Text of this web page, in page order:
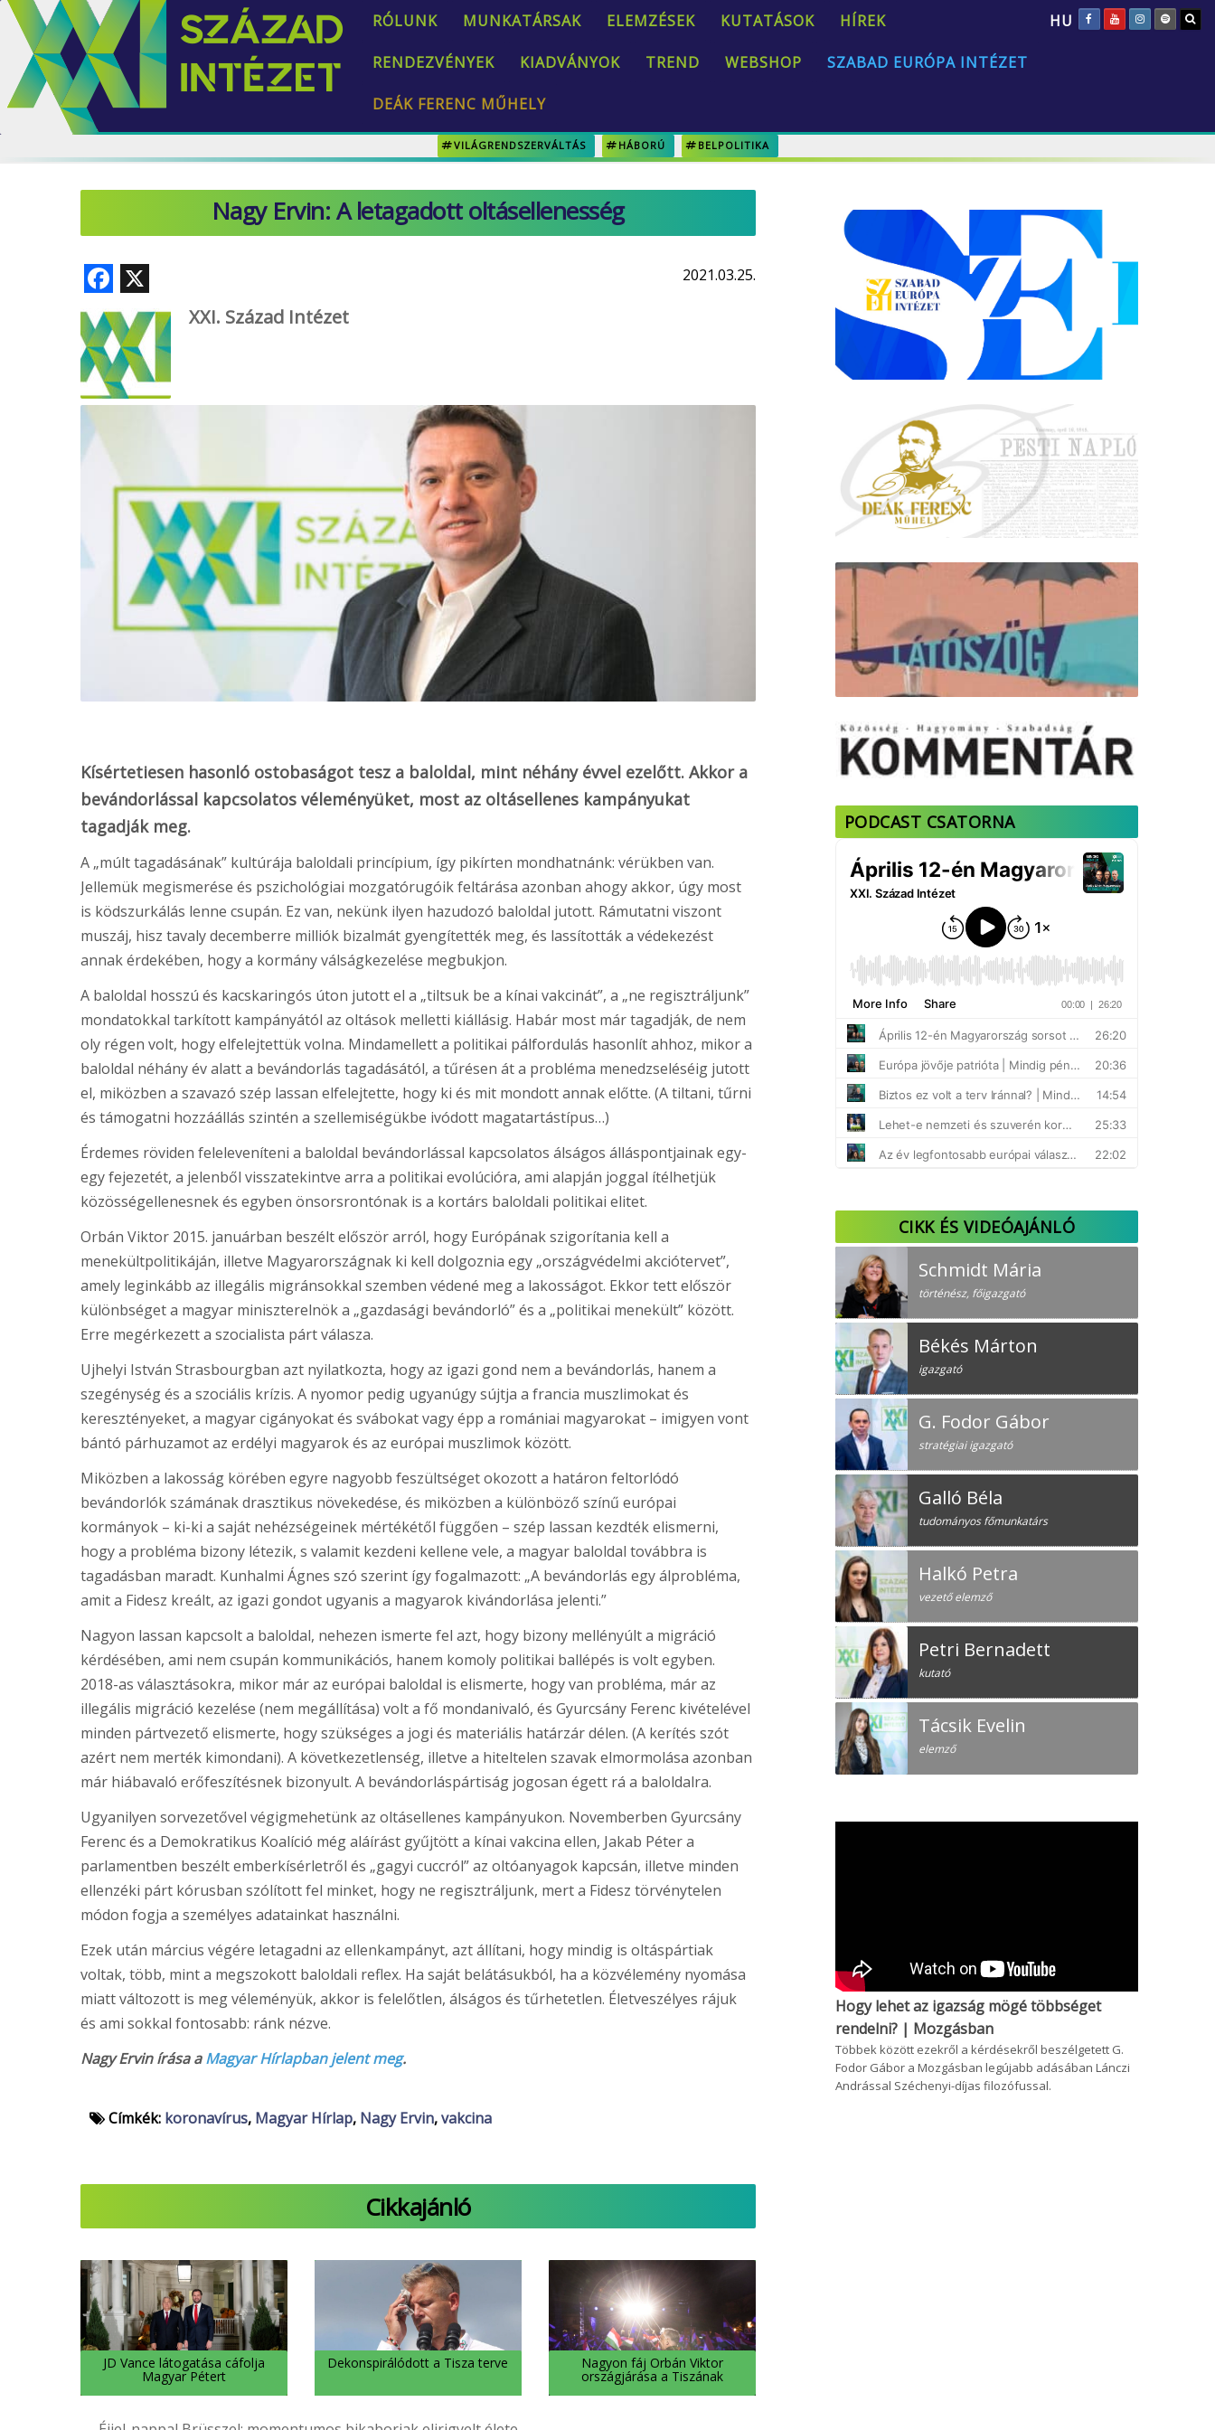
HU
RÓLUNK MUNKATÁRSAK ELEMZÉSEK KUTATÁSOK HÍREK
RENDEZVÉNYEK KIADVÁNYOK TREND WEBSHOP SZABAD EURÓPA INTÉZET
DEÁK FERENC MŰHELY
VILÁGRENDSZERVÁLTÁS HÁBORÚ BELPOLITIKA
Nagy Ervin: A letagadott oltásellenesség
F
ac
e
b
o
2021.03.25.
XXI. Század Intézet
Kísértetiesen hasonló ostobaságot tesz a baloldal, mint néhány évvel ezelőtt. Akkor a
bevándorlással kapcsolatos véleményüket, most az oltásellenes kampányukat
tagadják meg.
A „múlt tagadásának” kultúrája baloldali princípium, így pikírten mondhatnánk: vérükben van.
Jellemük megismerése és pszichológiai mozgatórugóik feltárása azonban ahogy akkor, úgy most
is ködszurkálás lenne csupán. Ez van, nekünk ilyen hazudozó baloldal jutott. Rámutatni viszont
muszáj, hisz tavaly decemberre milliók bizalmát gyengítették meg, és lassították a védekezést
annak érdekében, hogy a kormány válságkezelése megbukjon.
A baloldal hosszú és kacskaringós úton jutott el a „tiltsuk be a kínai vakcinát”, a „ne regisztráljunk”
mondatokkal tarkított kampányától az oltások melletti kiállásig. Habár most már tagadják, de nem
oly régen volt, hogy elfelejtettük volna. Mindamellett a politikai pálfordulás hasonlít ahhoz, mikor a
baloldal néhány év alatt a bevándorlás tagadásától, a tűrésen át a probléma menedzseléséig jutott
el, miközben a szavazó szép lassan elfelejtette, hogy ki és mit mondott annak előtte. (A tiltani, tűrni
és támogatni hozzáállás szintén a szellemiségükbe ivódott magatartástípus…)
Érdemes röviden feleleveníteni a baloldal bevándorlással kapcsolatos álságos álláspontjainak egy-
egy fejezetét, a jelenből visszatekintve arra a politikai evolúcióra, ami alapján joggal ítélhetjük
közösségellenesnek és egyben önsorsrontónak is a kortárs baloldali politikai elitet.
Orbán Viktor 2015. januárban beszélt először arról, hogy Európának szigorítania kell a
menekültpolitikáján, illetve Magyarországnak ki kell dolgoznia egy „országvédelmi akciótervet”,
amely leginkább az illegális migránsokkal szemben védené meg a lakosságot. Ekkor tett először
különbséget a magyar miniszterelnök a „gazdasági bevándorló” és a „politikai menekült” között.
Erre megérkezett a szocialista párt válasza.
Ujhelyi István Strasbourgban azt nyilatkozta, hogy az igazi gond nem a bevándorlás, hanem a
szegénység és a szociális krízis. A nyomor pedig ugyanúgy sújtja a francia muszlimokat és
keresztényeket, a magyar cigányokat és svábokat vagy épp a romániai magyarokat – imigyen vont
bántó párhuzamot az erdélyi magyarok és az európai muszlimok között.
Miközben a lakosság körében egyre nagyobb feszültséget okozott a határon feltorlódó
bevándorlók számának drasztikus növekedése, és miközben a különböző színű európai
kormányok – ki-ki a saját nehézségeinek mértékétől függően – szép lassan kezdték elismerni,
hogy a probléma bizony létezik, s valamit kezdeni kellene vele, a magyar baloldal továbbra is
tagadásban maradt. Kunhalmi Ágnes szó szerint így fogalmazott: „A bevándorlás egy álprobléma,
amit a Fidesz kreált, az igazi gondot ugyanis a magyarok kivándorlása jelenti.”
Nagyon lassan kapcsolt a baloldal, nehezen ismerte fel azt, hogy bizony mellényúlt a migráció
kérdésében, ami nem csupán kommunikációs, hanem komoly politikai ballépés is volt egyben.
2018-as választásokra, mikor már az európai baloldal is elismerte, hogy van probléma, már az
illegális migráció kezelése (nem megállítása) volt a fő mondanivaló, és Gyurcsány Ferenc kivételével
minden pártvezető elismerte, hogy szükséges a jogi és materiális határzár délen. (A kerítés szót
azért nem merték kimondani). A következetlenség, illetve a hiteltelen szavak elmormolása azonban
már hiábavaló erőfeszítésnek bizonyult. A bevándorláspártiság jogosan égett rá a baloldalra.
Ugyanilyen sorvezetővel végigmehetünk az oltásellenes kampányukon. Novemberben Gyurcsány
Ferenc és a Demokratikus Koalíció még aláírást gyűjtött a kínai vakcina ellen, Jakab Péter a
parlamentben beszélt emberkísérletről és „gagyi cuccról” az oltóanyagok kapcsán, illetve minden
ellenzéki párt kórusban szólított fel minket, hogy ne regisztráljunk, mert a Fidesz törvénytelen
módon fogja a személyes adatainkat használni.
Ezek után március végére letagadni az ellenkampányt, azt állítani, hogy mindig is oltáspártiak
voltak, több, mint a megszokott baloldali reflex. Ha saját belátásukból, ha a közvélemény nyomása
miatt változott is meg véleményük, akkor is felelőtlen, álságos és tűrhetetlen. Életveszélyes rájuk
és ami sokkal fontosabb: ránk nézve.
Nagy Ervin írása aMagyar Hírlapban jelent meg.
Címkék: koronavírus, Magyar Hírlap, Nagy Ervin,vakcina
Cikkajánló
JD Vance látogatása cáfolja
Magyar Pétert
Dekonspirálódott a Tisza terve Nagyon fáj Orbán Viktor
országjárása a Tiszának
PODCAST CSATORNA
CIKK ÉS VIDEÓAJÁNLÓ
Schmidt Mária
történész, főigazgató
Békés Márton
igazgató
G. Fodor Gábor
stratégiai igazgató
Galló Béla
tudományos főmunkatárs
Halkó Petra
vezető elemző
Petri Bernadett
kutató
Tácsik Evelin
elemző
Hogy lehet az igazság mögé többséget
rendelni? | Mozgásban
Többek között ezekről a kérdésekről beszélgetett G.
Fodor Gábor a Mozgásban legújabb adásában Lánczi
Andrással Széchenyi-díjas filozófussal.